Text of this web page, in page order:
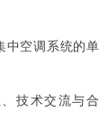
中空调系统的单
技术交流与合